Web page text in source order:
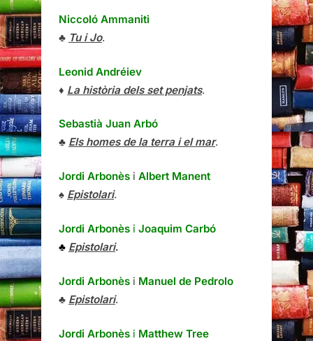
Niccoló Ammaniti
♣ Tu i Jo.
Leonid Andréiev
♦ La història dels set penjats.
Sebastià Juan Arbó
♣ Els homes de la terra i el mar.
Jordi Arbonès i Albert Manent
♠ Epistolari.
Jordi Arbonès i Joaquim Carbó
♣ Epistolari.
Jordi Arbonès i Manuel de Pedrolo
♣ Epistolari.
Jordi Arbonès i Matthew Tree